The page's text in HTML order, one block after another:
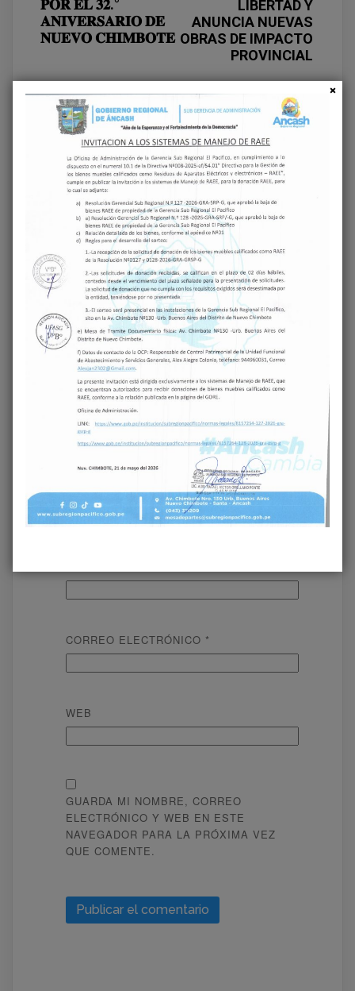
𝐏𝐎𝐑 𝐄𝐋 𝟑𝟐.°
𝐀𝐍𝐈𝐕𝐄𝐑𝐒𝐀𝐑𝐈𝐎 𝐃𝐄
𝐍𝐔𝐄𝐕𝐎 𝐂𝐇𝐈𝐌𝐁𝐎𝐓𝐄
LIBERTAD Y
ANUNCIA NUEVAS
OBRAS DE IMPACTO
PROVINCIAL
Deja una respuesta
Tu dirección de correo electrónico no será
publicada. Los campos obligatorios están
marcados con*
COMENTARIO
CORREO ELECTRÓNICO *
WEB
GUARDA MI NOMBRE, CORREO
ELECTRÓNICO Y WEB EN ESTE
NAVEGADOR PARA LA PRÓXIMA VEZ
QUE COMENTE.